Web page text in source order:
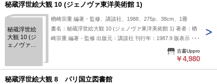
ある方にとって参考になりそうな内容が含まれている一方、詳
いただくのがよいでしょう。 状態：
秘蔵浮世絵大観 10 (ジェノヴァ東洋美術館 1)
秘蔵浮世絵
大観 10 (ジ
ェノヴァ東
楢崎宗重 編著・監修、講談社、1988、275p、38cm、1冊
書名：秘蔵浮世絵大観 10 (ジェノヴァ東洋美術館 1) 著者：楢
崎宗重 編著・監修 出版元：講談社 刊行年：1987.9 版表示：
説明：「秘蔵浮世絵大観 10 (ジェノヴァ東洋美術館 1)」は、
楢崎宗重が編著および監修を務め、1987年に講談社から刊行
館に所蔵される作品を中心に収録しており、当時の浮世絵の特
古書Uppro
￥4,980
秘蔵浮世絵大観 8 パリ国立図書館